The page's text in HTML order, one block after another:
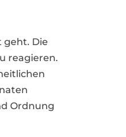
geht. Die
reagieren.
Ordnung